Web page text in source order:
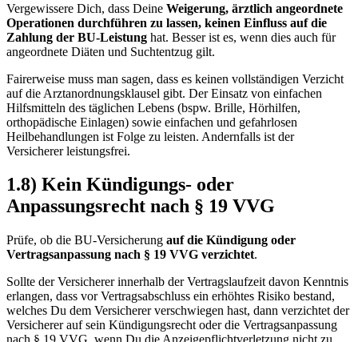
Vergewissere Dich, dass Deine Weigerung, ärztlich angeordnete
Operationen durchführen zu lassen, keinen Einfluss auf die
Zahlung der BU-Leistung hat. Besser ist es, wenn dies auch für
angeordnete Diäten und Suchtentzug gilt.
Fairerweise muss man sagen, dass es keinen vollständigen Verzicht
auf die Arztanordnungsklausel gibt. Der Einsatz von einfachen
Hilfsmitteln des täglichen Lebens (bspw. Brille, Hörhilfen,
orthopädische Einlagen) sowie einfachen und gefahrlosen
Heilbehandlungen ist Folge zu leisten. Andernfalls ist der
Versicherer leistungsfrei.
1.8) Kein Kündigungs- oder
Anpassungsrecht nach § 19 VVG
Prüfe, ob die BU-Versicherung auf die Kündigung oder
Vertragsanpassung nach § 19 VVG verzichtet.
Sollte der Versicherer innerhalb der Vertragslaufzeit davon Kenntnis
erlangen, dass vor Vertragsabschluss ein erhöhtes Risiko bestand,
welches Du dem Versicherer verschwiegen hast, dann verzichtet der
Versicherer auf sein Kündigungsrecht oder die Vertragsanpassung